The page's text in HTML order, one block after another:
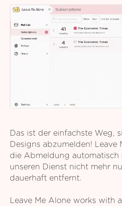
Das ist der einfachste Weg,
Designs abzumelden!
die Abmeldung automatisch
unseren Dienst nicht mehr
dauerhaft entfernt.
Leave Me Alone works with